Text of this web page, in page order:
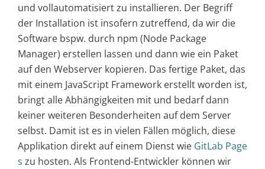
und vollautomatisiert zu installieren. Der Begriff
der Installation ist insofern zutreffend, da wir die
Software bspw. durch npm (Node Package
Manager) erstellen lassen und dann wie ein Paket
auf den Webserver kopieren. Das fertige Paket, das
mit einem JavaScript Framework erstellt worden ist,
bringt alle Abhängigkeiten mit und bedarf dann
keiner weiteren Besonderheiten auf dem Server
selbst. Damit ist es in vielen Fällen möglich, diese
Applikation direkt auf einem Dienst wie GitLab Page
s zu hosten. Als Frontend-Entwickler können wir